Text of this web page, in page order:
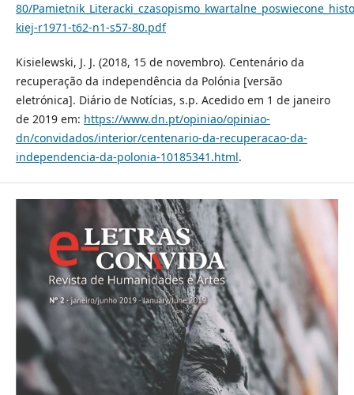
80/
kiej-r1971-t62-n1-s57-80.pdf
Kisielewski, J. J. (2018, 15 de novembro). Centenário da
recuperação da independência da Polónia [versão
eletrónica]. Diário de Notícias, s.p. Acedido em 1 de janeiro
de 2019 em: https://www.dn.pt/opiniao/opiniao-
dn/convidados/interior/centenario-da-recuperacao-da-
independencia-da-polonia-10185341.html.